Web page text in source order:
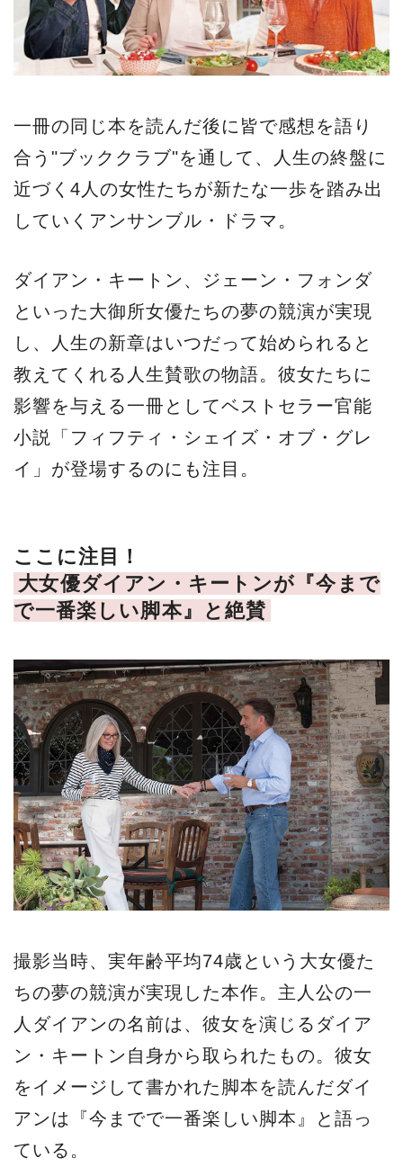
一冊の同じ本を読んだ後に皆で感想を語り
合う"ブッククラブ"を通して、人生の終盤に
近づく4人の女性たちが新たな一歩を踏み出
していくアンサンブル・ドラマ。
ダイアン・キートン、ジェーン・フォンダ
といった大御所女優たちの夢の競演が実現
し、人生の新章はいつだって始められると
教えてくれる人生賛歌の物語。彼女たちに
影響を与える一冊としてベストセラー官能
小説「フィフティ・シェイズ・オブ・グレ
イ」が登場するのにも注目。
ここに注目！
大女優ダイアン・キートンが『今まで
で一番楽しい脚本』と絶賛
撮影当時、実年齢平均74歳という大女優た
ちの夢の競演が実現した本作。主人公の一
人ダイアンの名前は、彼女を演じるダイア
ン・キートン自身から取られたもの。彼女
をイメージして書かれた脚本を読んだダイ
アンは『今までで一番楽しい脚本』と語っ
ている。